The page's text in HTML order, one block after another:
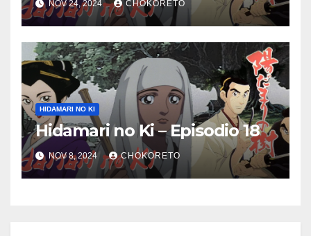
NOV 24, 2024 CHOKORETO
HIDAMARI NO KI
Hidamari no Ki – Episodio 18
NOV 8, 2024 CHOKORETO